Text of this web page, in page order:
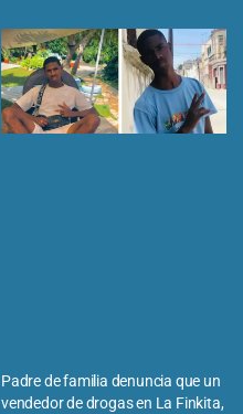
Padre de familia denuncia que un
vendedor de drogas en La Finkita,